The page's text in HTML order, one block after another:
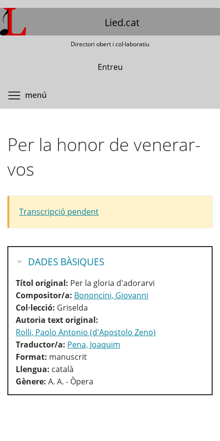
Vés
al
contingut
Lied.cat
Directori obert i col·laboratiu
Entreu
menú
Per la honor de venerar-
vos
Transcripció pendent
OCULTA
DADES BÀSIQUES
Títol original: Per la gloria d'adorarvi
Compositor/a: Bononcini, Giovanni
Col·lecció: Griselda
Autoria text original:
Rolli, Paolo Antonio (d'Apostolo Zeno)
Traductor/a: Pena, Joaquim
Format: manuscrit
Llengua: català
Gènere: A. A. - Òpera